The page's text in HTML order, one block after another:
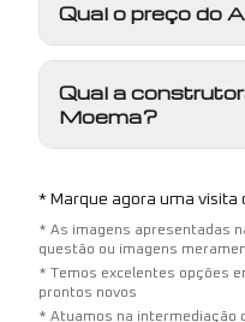
Qual o preço do
Qual a
Moema?
* Marque agora uma visita
* As imagens apresentadas
questão ou imagens
* Temos excelentes opções
prontos novos
* Atuamos na intermediação